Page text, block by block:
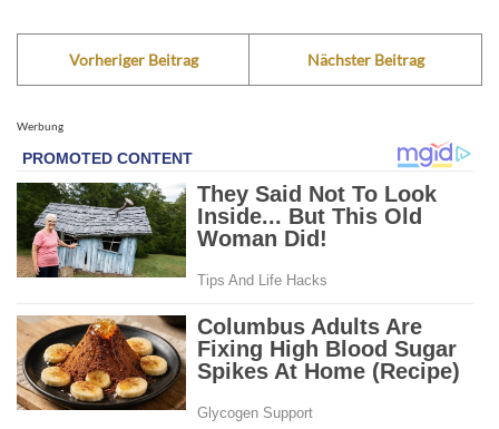
Vorheriger Beitrag Nächster Beitrag
Werbung